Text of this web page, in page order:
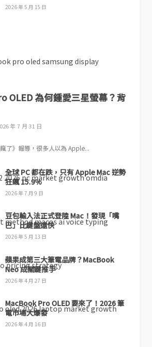
2026 年 5 月 15 日
OLED 為何鍾愛三星螢幕？背
年 7 月 31 日
了》報導，很多人以為 Apple...
全球 PC 都在跌，只有 Apple Mac 逆勢
狂飆 15.9%
2026 年 7 月 9 日
豆包輸入法正式登陸 Mac！發現「嘴
巴」比鍵盤還快
2026 年 5 月 13 日
蘋果成第三大筆電品牌？MacBook
Neo 成關鍵推手
2026 年 4 月 27 日
MacBook Pro OLED 要來了！2026 筆
電市場大爆發
2026 年 4 月 16 日